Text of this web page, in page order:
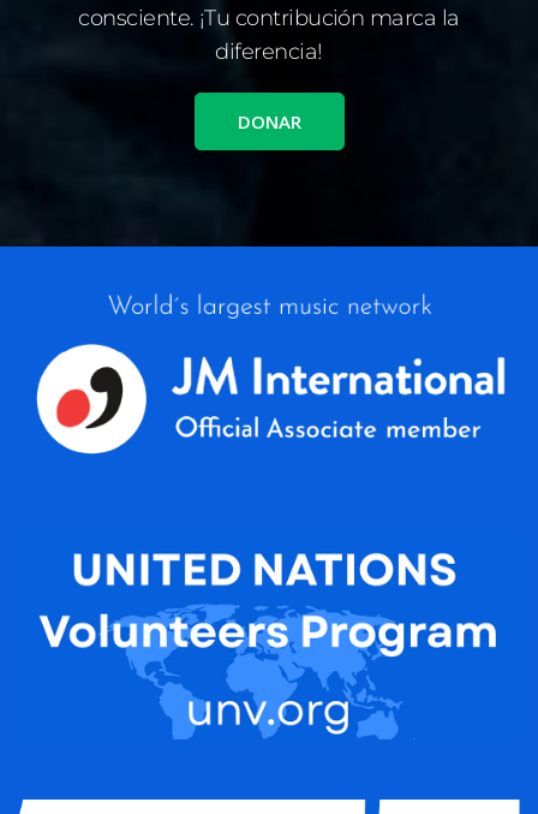
consciente. ¡Tu contribución marca la
diferencia!
DONAR